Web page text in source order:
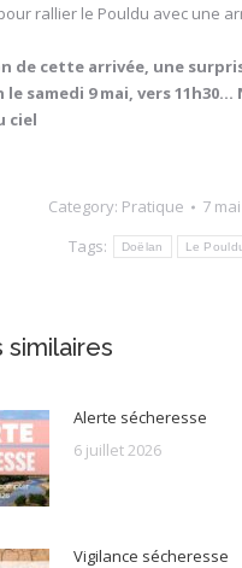
rallier le Pouldu avec une
de cette arrivée, une
samedi 9 mai, vers 11h30…
ciel
Category: Pratique
7
Tags:
Doëlan Le
Alerte sécheresse
6 juillet 2026
Vigilance sécheresse